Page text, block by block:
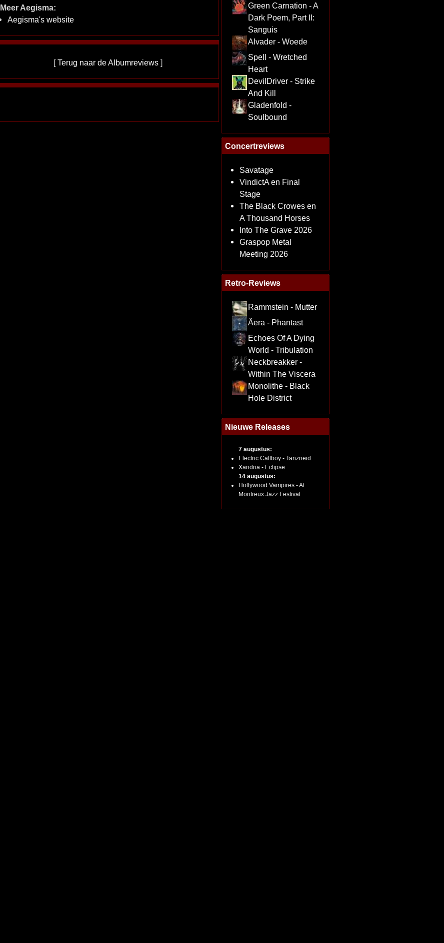
Meer Aegisma:
Aegisma's website
[Terug naar de Albumreviews ]
Green Carnation - A
Dark Poem, Part II:
Sanguis
Alvader - Woede
Spell - Wretched
Heart
DevilDriver - Strike
And Kill
Gladenfold -
Soulbound
Concertreviews
Savatage
VindictA en Final
Stage
The Black Crowes en
A Thousand Horses
Into The Grave 2026
Graspop Metal
Meeting 2026
Retro-Reviews
Rammstein - Mutter
Äera - Phantast
Echoes Of A Dying
World - Tribulation
Neckbreakker -
Within The Viscera
Monolithe - Black
Hole District
Nieuwe Releases
7 augustus:
Electric Callboy - Tanzneid
Xandria - Eclipse
14 augustus:
Hollywood Vampires - At
Montreux Jazz Festival